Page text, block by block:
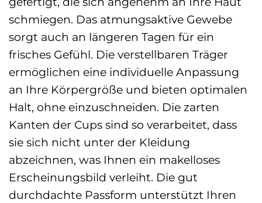
schmiegen. Das atmungsaktive Gewebe
sorgt auch an längeren Tagen für ein
frisches Gefühl. Die verstellbaren Träger
ermöglichen eine individuelle Anpassung
an Ihre Körpergröße und bieten optimalen
Halt, ohne einzuschneiden. Die zarten
Kanten der Cups sind so verarbeitet, dass
sie sich nicht unter der Kleidung
abzeichnen, was Ihnen ein makelloses
Erscheinungsbild verleiht. Die gut
durchdachte Passform unterstützt Ihren